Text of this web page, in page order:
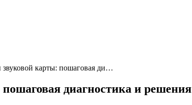
звуковой карты: пошаговая ди…
диагностика и решения